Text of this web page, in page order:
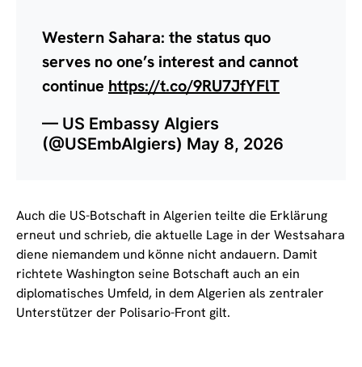
Western Sahara: the status quo
serves no one’s interest and cannot
continue https://t.co/9RU7JfYFlT
— US Embassy Algiers
(@USEmbAlgiers) May 8, 2026
Auch die US-Botschaft in Algerien teilte die Erklärung
erneut und schrieb, die aktuelle Lage in der Westsahara
diene niemandem und könne nicht andauern. Damit
richtete Washington seine Botschaft auch an ein
diplomatisches Umfeld, in dem Algerien als zentraler
Unterstützer der Polisario-Front gilt.